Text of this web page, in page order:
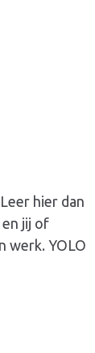
hier dan
en jij of
werk. YOLO